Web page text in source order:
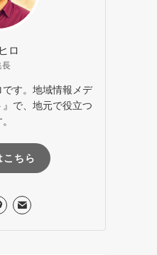
ロ
長
す。地域情報メデ
で、地元で役立つ
こちら